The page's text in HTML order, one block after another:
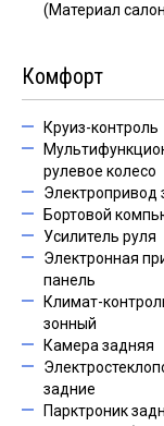
(Материал
Комфорт
Круиз-контроль
рулевое колесо
Электропривод
Бортовой
Усилитель руля
Электронная
панель
Климат-
зонный
Камера задняя
задние
Парктроник